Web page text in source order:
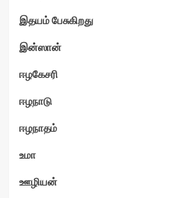
இதயம் பேசுகிறது
இன்ஸான்
ஈழகேசரி
ஈழநாடு
ஈழநாதம்
உமா
ஊழியன்